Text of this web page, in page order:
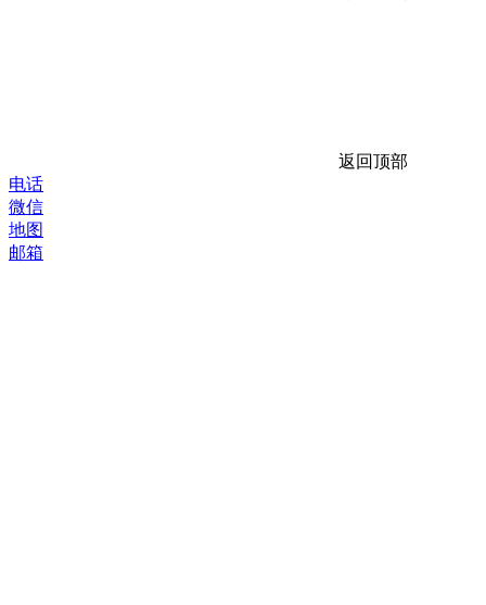
返回顶部
电话
微信
地图
邮箱